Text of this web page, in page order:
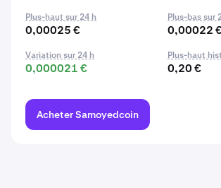
Plus-haut sur 24 h
0,00025 €
Plus-bas sur
0,00022
Variation sur 24 h
0,000021 €
Plus-haut
0,20 €
Acheter Samoyedcoin